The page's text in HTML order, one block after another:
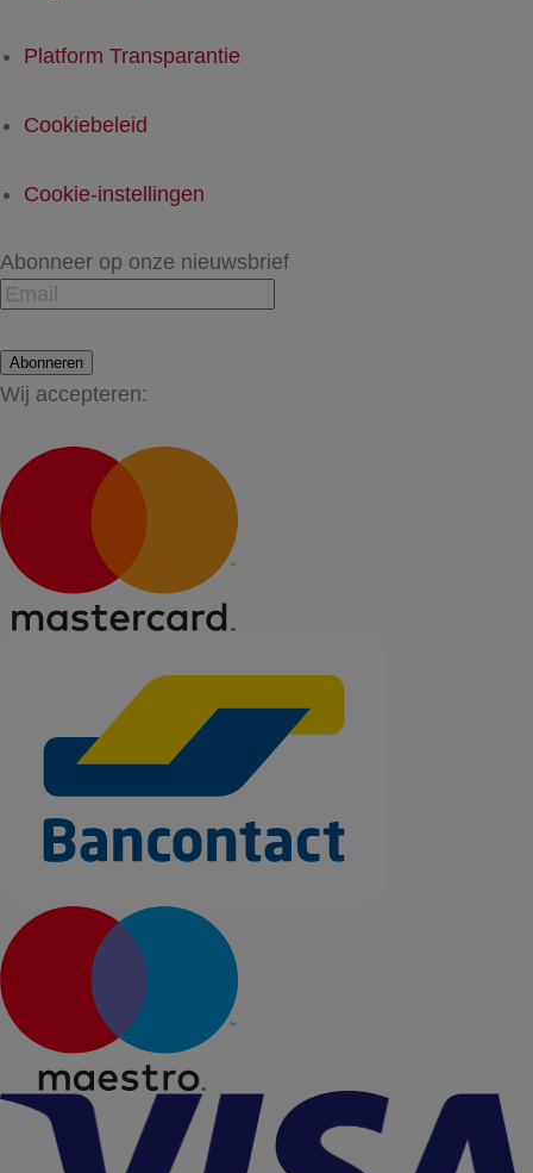
Platform Transparantie
Cookiebeleid
Cookie-instellingen
Abonneer op onze nieuwsbrief
Abonneren
Wij accepteren: